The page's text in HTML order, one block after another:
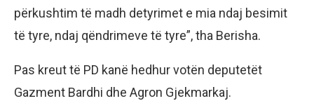
përkushtim të madh detyrimet e mia ndaj besimit
të tyre, ndaj qëndrimeve të tyre”, tha Berisha.
Pas kreut të PD kanë hedhur votën deputetët
Gazment Bardhi dhe Agron Gjekmarkaj.